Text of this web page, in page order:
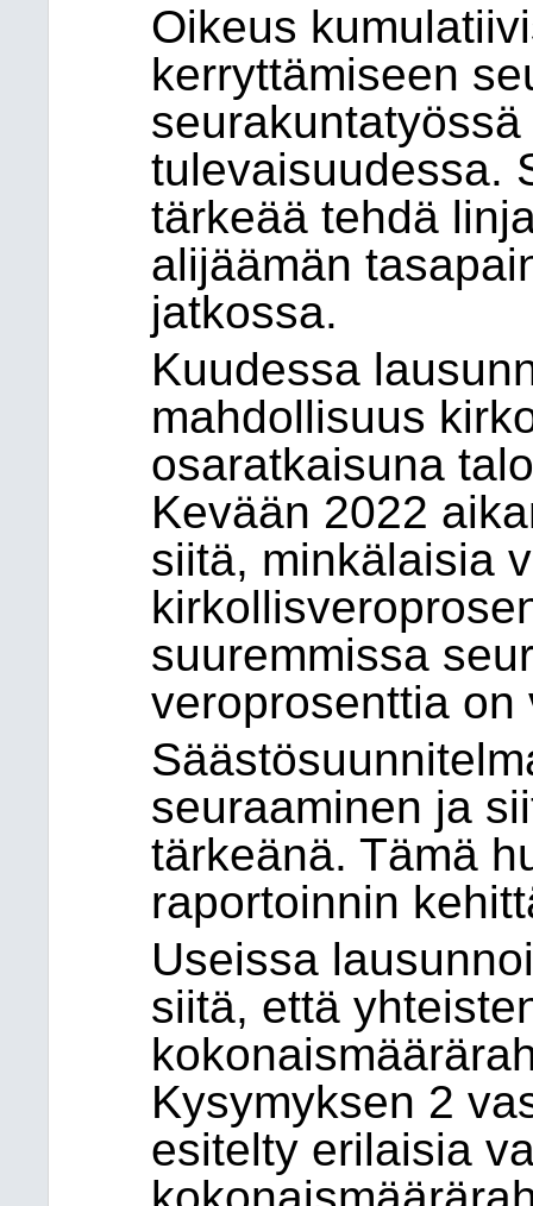
Oikeus
kerryttämiseen
tulevaisuudessa.
tärkeää tehdä
alijäämän
jatkossa.
Kuudessa
mahdollisuus
osaratkaisuna
Kevään 2022
siitä, minkälaisia
suuremmissa
veroprosenttia
seuraaminen ja
tärkeänä. Tämä
raportoinnin
Useissa
siitä, että
Kysymyksen 2
esitelty erilaisia